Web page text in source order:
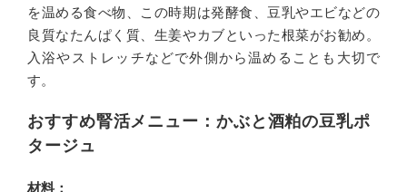
を温める食べ物、この時期は発酵食、豆乳やエビなどの
良質なたんぱく質、生姜やカブといった根菜がお勧め。
入浴やストレッチなどで外側から温めることも大切で
す。
おすすめ腎活メニュー：かぶと酒粕の豆乳ポ
タージュ
材料：